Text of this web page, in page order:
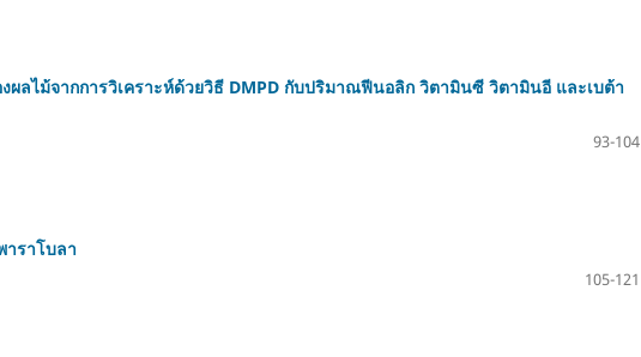
ลไม้จากการวิเคราะห์ด้วยวิธี DMPD กับปริมาณฟีนอลิก วิตามินซี วิตามินอี และเบต้า
93-104
ราโบลา
105-121